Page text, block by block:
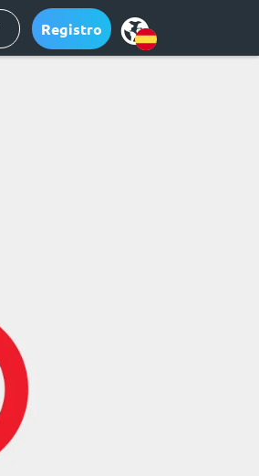
Registro